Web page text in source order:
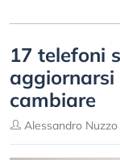
17 telefoni
aggiornarsi
cambiare
Alessandro Nuzzo